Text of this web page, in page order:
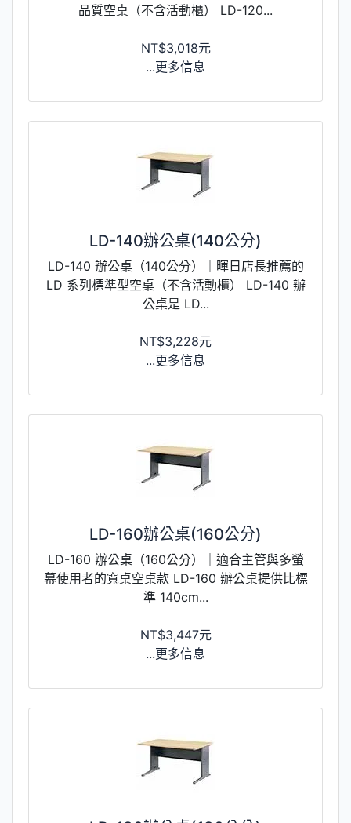
品質空桌（不含活動櫃） LD-120...
NT$3,018元
...更多信息
LD-140辦公桌(140公分)
LD-140 辦公桌（140公分）｜暉日店長推薦的
LD 系列標準型空桌（不含活動櫃） LD-140 辦
公桌是 LD...
NT$3,228元
...更多信息
LD-160辦公桌(160公分)
LD-160 辦公桌（160公分）｜適合主管與多螢
幕使用者的寬桌空桌款 LD-160 辦公桌提供比標
準 140cm...
NT$3,447元
...更多信息